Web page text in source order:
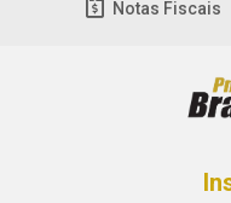
Notas Fiscais